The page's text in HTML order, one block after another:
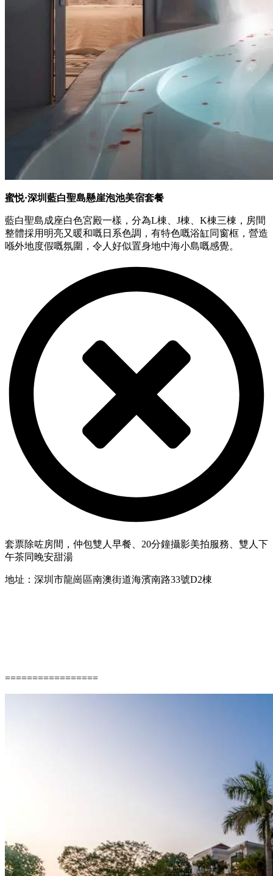
蜜悦·深圳藍白聖島懸崖泡池美宿套餐
藍白聖島成座白色宮殿一樣，分為L棟、J棟、K棟三棟，房間
整體採用明亮又暖和嘅日系色調，有特色嘅浴缸同窗框，營造
喺外地度假嘅氛圍，令人好似置身地中海小島嘅感覺。
套票除咗房間，仲包雙人早餐、20分鐘攝影美拍服務、雙人下
午茶同晚安甜湯
地址：深圳市龍崗區南澳街道海濱南路33號D2棟
=================